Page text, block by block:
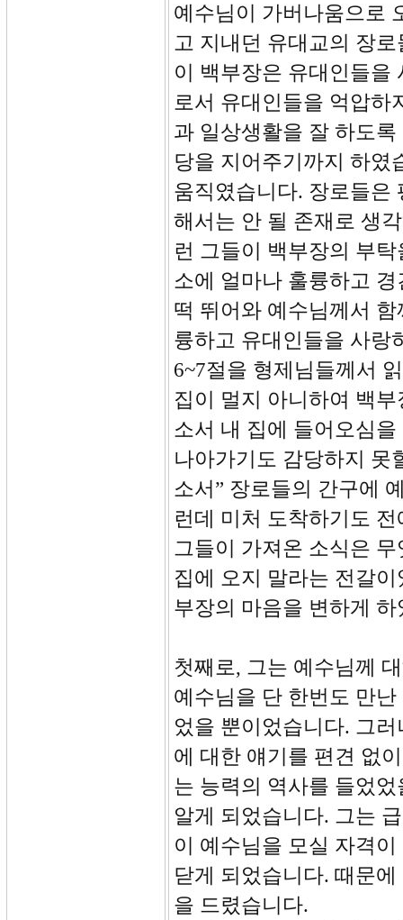
예수님이 가버나움으로
고 지내던 유대교의 장
이 백부장은 유대인들을
로서 유대인들을 억압하
과 일상생활을 잘 하도
당을 지어주기까지 하였
움직였습니다. 장로들은
해서는 안 될 존재로 생
런 그들이 백부장의 부
소에 얼마나 훌륭하고
떡 뛰어와 예수님께서
륭하고 유대인들을 사랑
6~7절을 형제님들께서
집이 멀지 아니하여 백
소서 내 집에 들어오심
나아가기도 감당하지 못
소서” 장로들의 간구에
런데 미처 도착하기도
그들이 가져온 소식은
집에 오지 말라는 전갈
부장의 마음을 변하게 하
첫째로, 그는 예수님께
예수님을 단 한번도 만
었을 뿐이었습니다. 그
에 대한 얘기를 편견 없
는 능력의 역사를 들었
알게 되었습니다. 그는
이 예수님을 모실 자격
닫게 되었습니다. 때문
을 드렸습니다.